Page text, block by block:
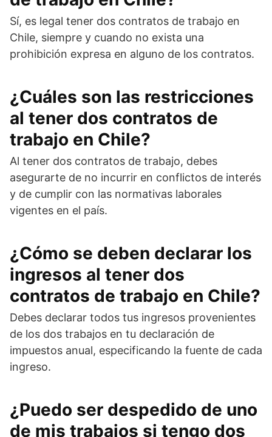
Sí, es legal tener dos contratos de trabajo en
Chile, siempre y cuando no exista una
prohibición expresa en alguno de los contratos.
¿Cuáles son las restricciones
al tener dos contratos de
trabajo en Chile?
Al tener dos contratos de trabajo, debes
asegurarte de no incurrir en conflictos de interés
y de cumplir con las normativas laborales
vigentes en el país.
¿Cómo se deben declarar los
ingresos al tener dos
contratos de trabajo en Chile?
Debes declarar todos tus ingresos provenientes
de los dos trabajos en tu declaración de
impuestos anual, especificando la fuente de cada
ingreso.
¿Puedo ser despedido de uno
de mis trabajos si tengo dos